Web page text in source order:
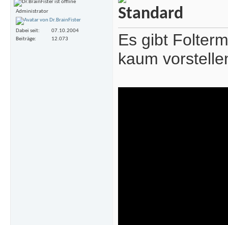
Administrator
Dabei seit
07.10.2004
Beiträge
12.073
Es gibt
kaum